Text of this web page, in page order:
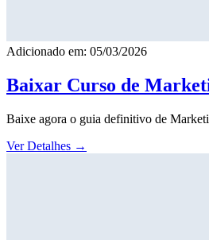
Adicionado em: 05/03/2026
Baixar Curso de
Baixe agora o guia definitivo de
Ver Detalhes →